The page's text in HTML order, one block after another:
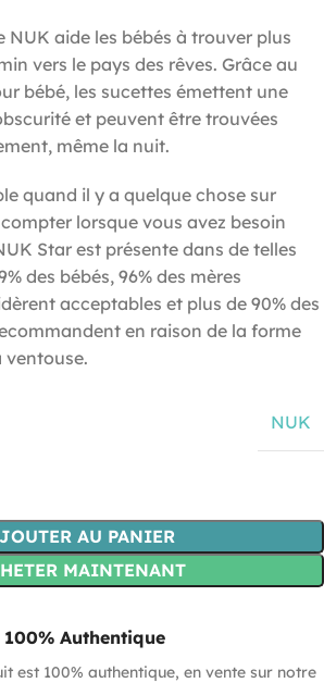
aide les bébés à trouver plus
vers le pays des rêves. Grâce au
bébé, les sucettes émettent une
et peuvent être trouvées
même la nuit.
quand il y a quelque chose sur
lorsque vous avez besoin
Star est présente dans de telles
des bébés, 96% des mères
acceptables et plus de 90% des
en raison de la forme
NUK
AU PANIER
MAINTENANT
Authentique
est 100% authentique, en vente sur notre